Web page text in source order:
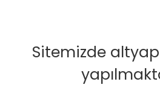
Sitemizde